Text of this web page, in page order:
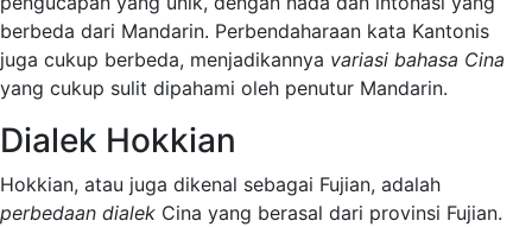
berbeda dari Mandarin. Perbendaharaan kata Kantonis
juga cukup berbeda, menjadikannya variasi bahasa Cina
yang cukup sulit dipahami oleh penutur Mandarin.
Dialek Hokkian
Hokkian, atau juga dikenal sebagai Fujian, adalah
perbedaan dialek Cina yang berasal dari provinsi Fujian.